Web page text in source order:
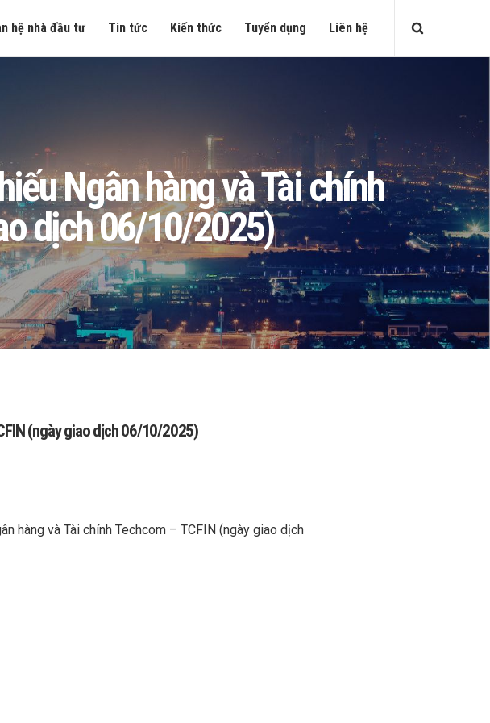
hệ nhà đầu tư Tin tức Kiến thức Tuyển dụng Liên hệ
Ngân hàng và Tài chính
dịch 06/10/2025)
(ngày giao dịch 06/10/2025)
hàng và Tài chính Techcom – TCFIN (ngày giao dịch